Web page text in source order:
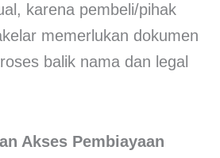
karena pembeli/pihak
memerlukan dokumen
balik nama dan legal
Akses Pembiayaan